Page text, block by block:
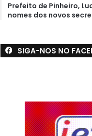
Prefeito de Pinheiro,
nomes dos novos
SIGA-NOS NO